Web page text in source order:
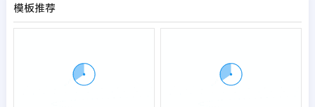
模板推荐